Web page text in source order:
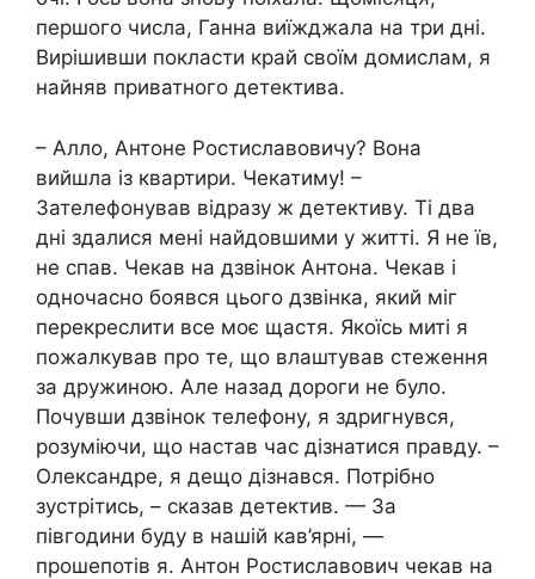
першого числа, Ганна виїжджала на три дні.
Вирішивши покласти край своїм домислам, я
найняв приватного детектива.
– Алло, Антоне Ростиславовичу? Вона
вийшла із квартири. Чекатиму! –
Зателефонував відразу ж детективу. Ті два
дні здалися мені найдовшими у житті. Я не їв,
не спав. Чекав на дзвінок Антона. Чекав і
одночасно боявся цього дзвінка, який міг
перекреслити все моє щастя. Якоїсь миті я
пожалкував про те, що влаштував стеження
за дружиною. Але назад дороги не було.
Почувши дзвінок телефону, я здригнувся,
розуміючи, що настав час дізнатися правду. –
Олександре, я дещо дізнався. Потрібно
зустрітись, – сказав детектив. — За
півгодини буду в нашій кав’ярні, —
прошепотів я. Антон Ростиславович чекав на